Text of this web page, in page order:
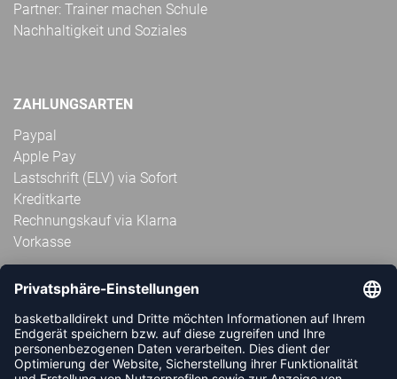
Partner: Trainer machen Schule
Nachhaltigkeit und Soziales
ZAHLUNGSARTEN
Paypal
Apple Pay
Lastschrift (ELV) via Sofort
Kreditkarte
Rechnungskauf via Klarna
Vorkasse
ABONNIERE JETZT DEN KOSTENLOSEN
HANDBALLDIREKT-NEWSLETTER UND VERPASSE KEINE
NEUIGKEIT ODER AKTION MEHR.